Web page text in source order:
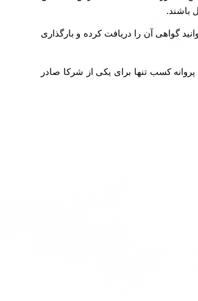
باشند.
گواهی آن را دریافت کرده و بارگذاری
کسب تنها برای یکی از شرکا صادر